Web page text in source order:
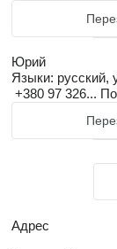
Юрий
Языки: русский,
+380 97 326...
Адрес